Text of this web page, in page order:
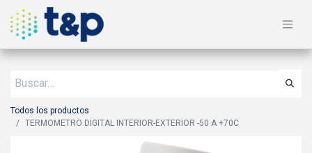
Todos los productos
TERMOMETRO DIGITAL INTERIOR-EXTERIOR -50 A +70C